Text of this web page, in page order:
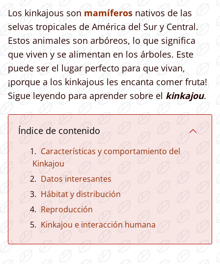
Los kinkajous son mamíferos nativos de las
selvas tropicales de América del Sur y Central.
Estos animales son arbóreos, lo que significa
que viven y se alimentan en los árboles. Este
puede ser el lugar perfecto para que vivan,
¡porque a los kinkajous les encanta comer fruta!
Sigue leyendo para aprender sobre el kinkajou.
Índice de contenido
Características y comportamiento del
Kinkajou
Datos interesantes
Hábitat y distribución
Reproducción
Kinkajou e interacción humana